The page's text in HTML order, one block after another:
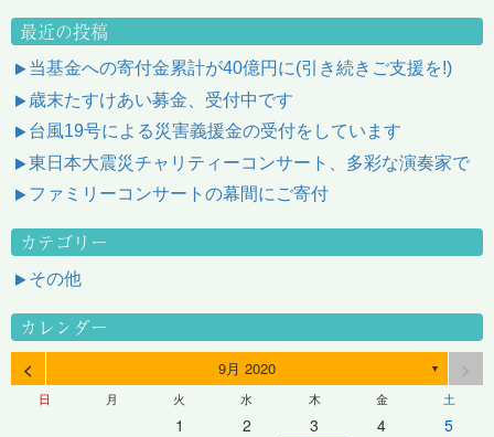
最近の投稿
当基金への寄付金累計が40億円に(引き続きご支援を!)
歳末たすけあい募金、受付中です
台風19号による災害義援金の受付をしています
東日本大震災チャリティーコンサート、多彩な演奏家で
ファミリーコンサートの幕間にご寄付
カテゴリー
その他
カレンダー
< 9月 2020 ▼
日 月 火 水 木 金 土
1 2 3 4
5